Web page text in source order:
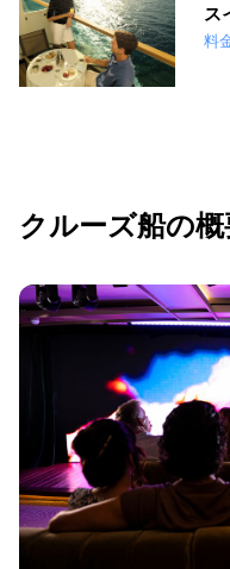
ス
料
クルーズ船の